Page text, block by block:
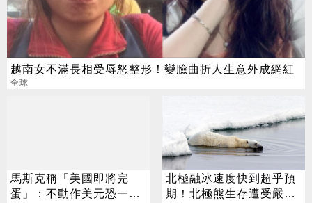
越南女不滿長相受辱怒整形！變臉曲折人生意外成網紅
全球
馬斯克稱「美國即將完
蛋」：不動作美元恐一文
北極融冰速度快到超乎預
期！北極熊生存遭受嚴重